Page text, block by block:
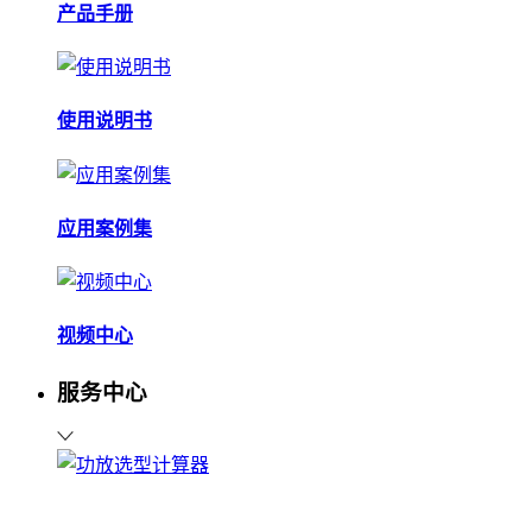
产品手册
使用说明书
应用案例集
视频中心
服务中心